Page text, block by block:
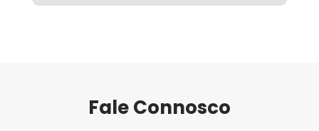
Fale Connosco